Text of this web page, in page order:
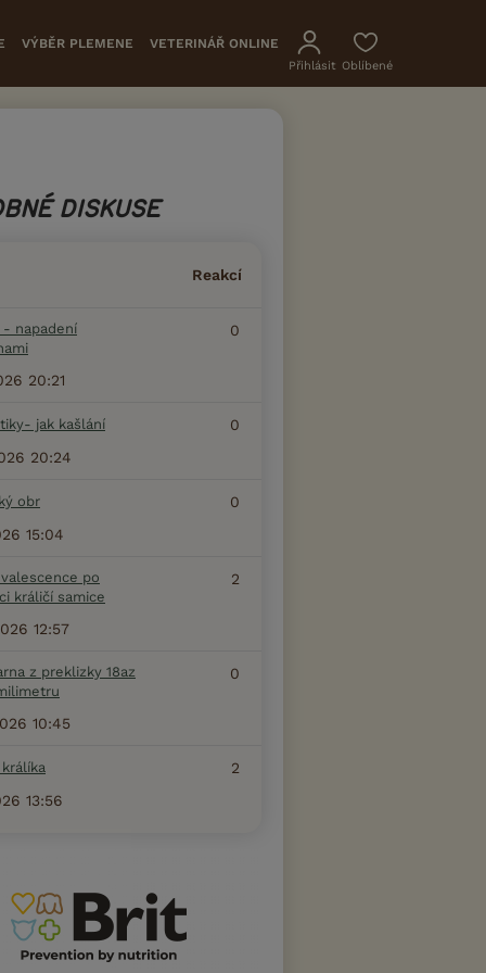
VÝBĚR PLEMENE VETERINÁŘ ONLINE
Přihlásit Oblíbené
DISKUSE
Reakcí
- napadení
0
20:21
jak kašlání
0
20:24
obr
0
15:04
po
králičí samice
2
12:57
z preklizky 18az
0
10:45
2
13:56